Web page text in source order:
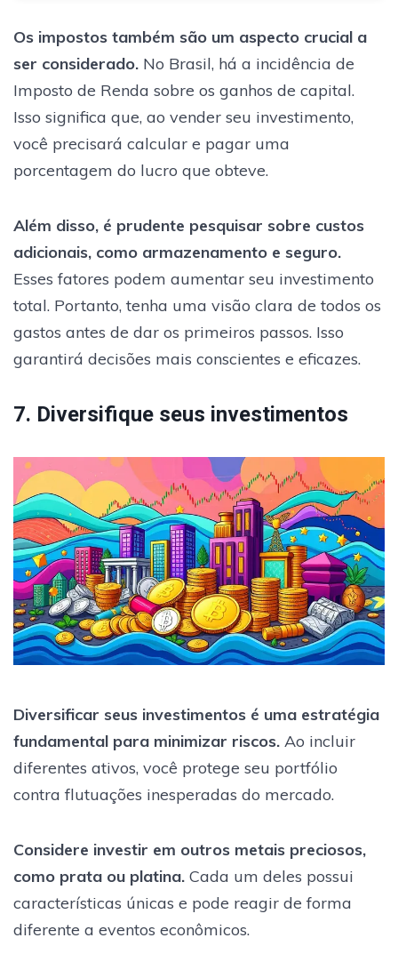
Os impostos também são um aspecto crucial a
ser considerado. No Brasil, há a incidência de
Imposto de Renda sobre os ganhos de capital.
Isso significa que, ao vender seu investimento,
você precisará calcular e pagar uma
porcentagem do lucro que obteve.
Além disso, é prudente pesquisar sobre custos
adicionais, como armazenamento e seguro.
Esses fatores podem aumentar seu investimento
total. Portanto, tenha uma visão clara de todos os
gastos antes de dar os primeiros passos. Isso
garantirá decisões mais conscientes e eficazes.
7. Diversifique seus investimentos
Diversificar seus investimentos é uma estratégia
fundamental para minimizar riscos. Ao incluir
diferentes ativos, você protege seu portfólio
contra flutuações inesperadas do mercado.
Considere investir em outros metais preciosos,
como prata ou platina. Cada um deles possui
características únicas e pode reagir de forma
diferente a eventos econômicos.